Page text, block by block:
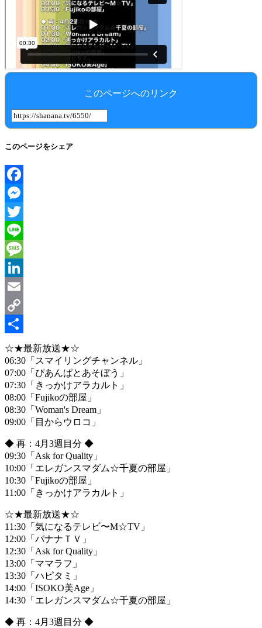
このページへのリンク
このページをシェア
Facebook
Messenger
Twitter
Line
Message
LinkedIn
Email
Copy
Link
共
有
☆★最新放送★☆
06:30「スマイリングチャンネル」
07:00「ぴあんぱとあそぼう」
07:30「きっかけアラカルト」
08:00「Fujikoの部屋」
08:30「Woman's Dream」
09:00「目からウロコ」
◆ 再：4月3週目分 ◆
09:30「Ask for Quality」
10:00「エレガンスマダム☆千夏の部屋」
10:30「Fujikoの部屋」
11:00「きっかけアラカルト」
☆★最新放送★☆
11:30「気になるテレビ〜M☆TV」
12:00「バナナＴＶ」
12:30「Ask for Quality」
13:00「ママラフ」
13:30「ハピタミ」
14:00「ISOKO美Age」
14:30「エレガンスマダム☆千夏の部屋」
◆ 再：4月3週目分 ◆